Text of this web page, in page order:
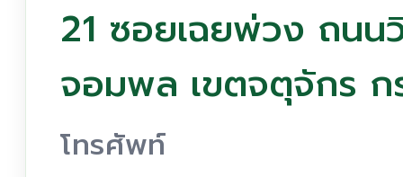
21 ซอยเฉยพ่วง ถน
จอมพล เขตจตุจักร
โทรศัพท์